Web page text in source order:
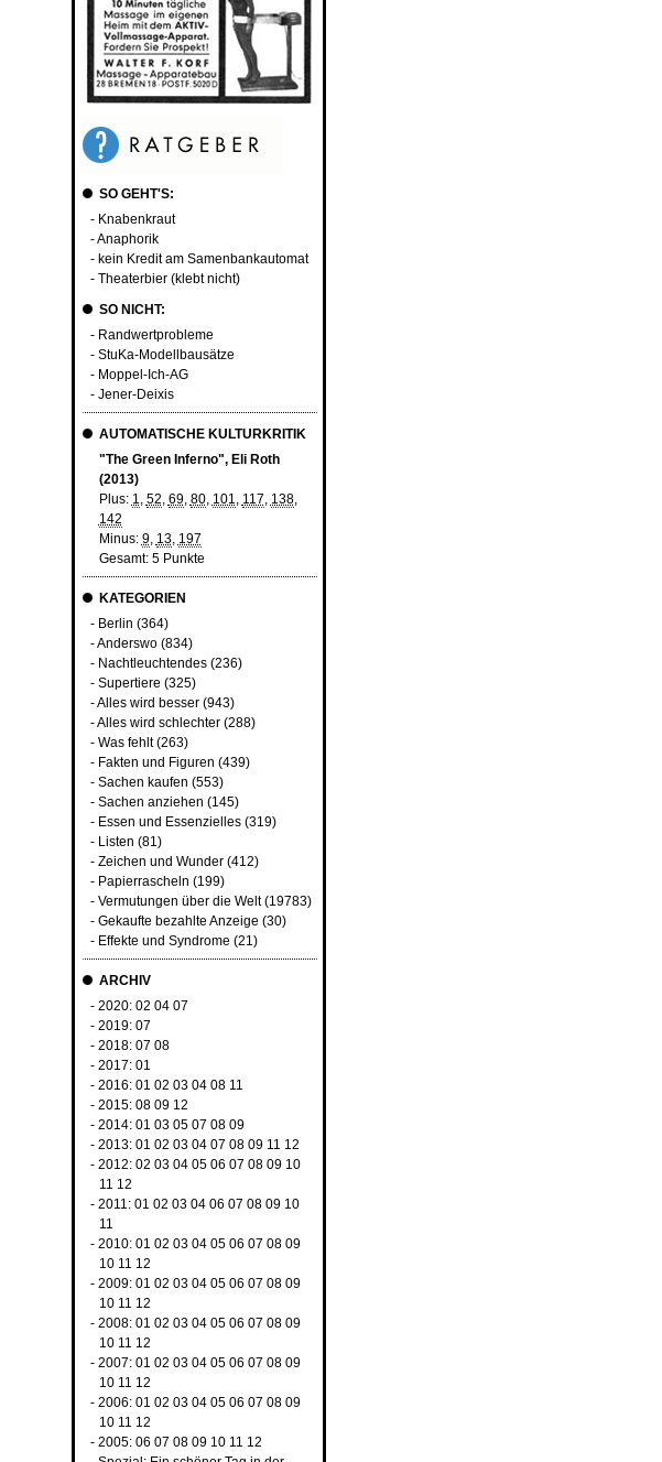
SO GEHT'S:
- Knabenkraut
- Anaphorik
- kein Kredit am Samenbankautomat
- Theaterbier (klebt nicht)
SO NICHT:
- Randwertprobleme
- StuKa-Modellbausätze
- Moppel-Ich-AG
- Jener-Deixis
AUTOMATISCHE KULTURKRITIK
"The Green Inferno", Eli Roth
(2013)
Plus: 1, 52, 69, 80, 101, 117, 138,
142
Minus: 9, 13, 197
Gesamt: 5 Punkte
KATEGORIEN
- Berlin (364)
-Anderswo (834)
- Nachtleuchtendes (236)
-Supertiere (325)
-Alles wird besser (943)
-Alles wird schlechter (288)
-Was fehlt(263)
- Fakten und Figuren (439)
-Sachen kaufen (553)
-Sachen anziehen (145)
- Essen und Essenzielles (319)
- Listen (81)
-Zeichen und Wunder (412)
- Papierrascheln (199)
-Vermutungen über die Welt(19783)
-Gekaufte bezahlte Anzeige (30)
- Effekte und Syndrome (21)
ARCHIV
- 2020:02 04 07
- 2019:07
- 2018:07 08
- 2017:01
- 2016:01 02 03 04 08 11
- 2015:08 09 12
- 2014:01 03 05 07 08 09
- 2013:01 02 03 04 07 08 09 11 12
- 2012:02 03 04 05 06 07 08 09 10
11 12
- 2011:01 02 03 04 06 07 08 09 10
11
- 2010:01 02 03 04 05 06 07 08 09
10 11 12
- 2009:01 02 03 04 05 06 07 08 09
10 11 12
- 2008:01 02 03 04 05 06 07 08 09
10 11 12
- 2007:01 02 03 04 05 06 07 08 09
10 11 12
- 2006:01 02 03 04 05 06 07 08 09
10 11 12
- 2005:06 07 08 09 10 11 12